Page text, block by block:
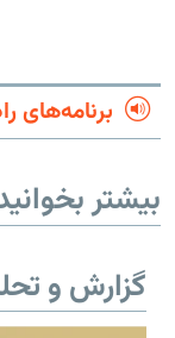
برنامه‌های
بیشتر
گزارش و